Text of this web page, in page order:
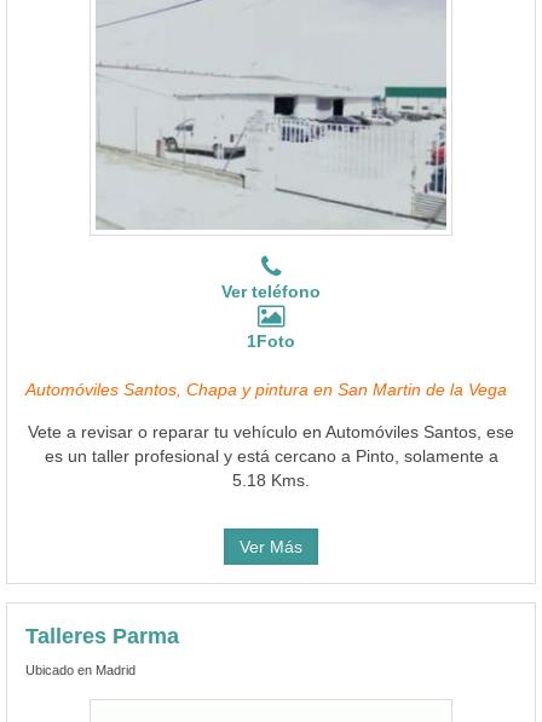
Ver teléfono
1Foto
Automóviles Santos, Chapa y pintura en San Martin de la Vega
Vete a revisar o reparar tu vehículo en Automóviles Santos, ese
es un taller profesional y está cercano a Pinto, solamente a
5.18 Kms.
Ver Más
Talleres Parma
Ubicado en Madrid